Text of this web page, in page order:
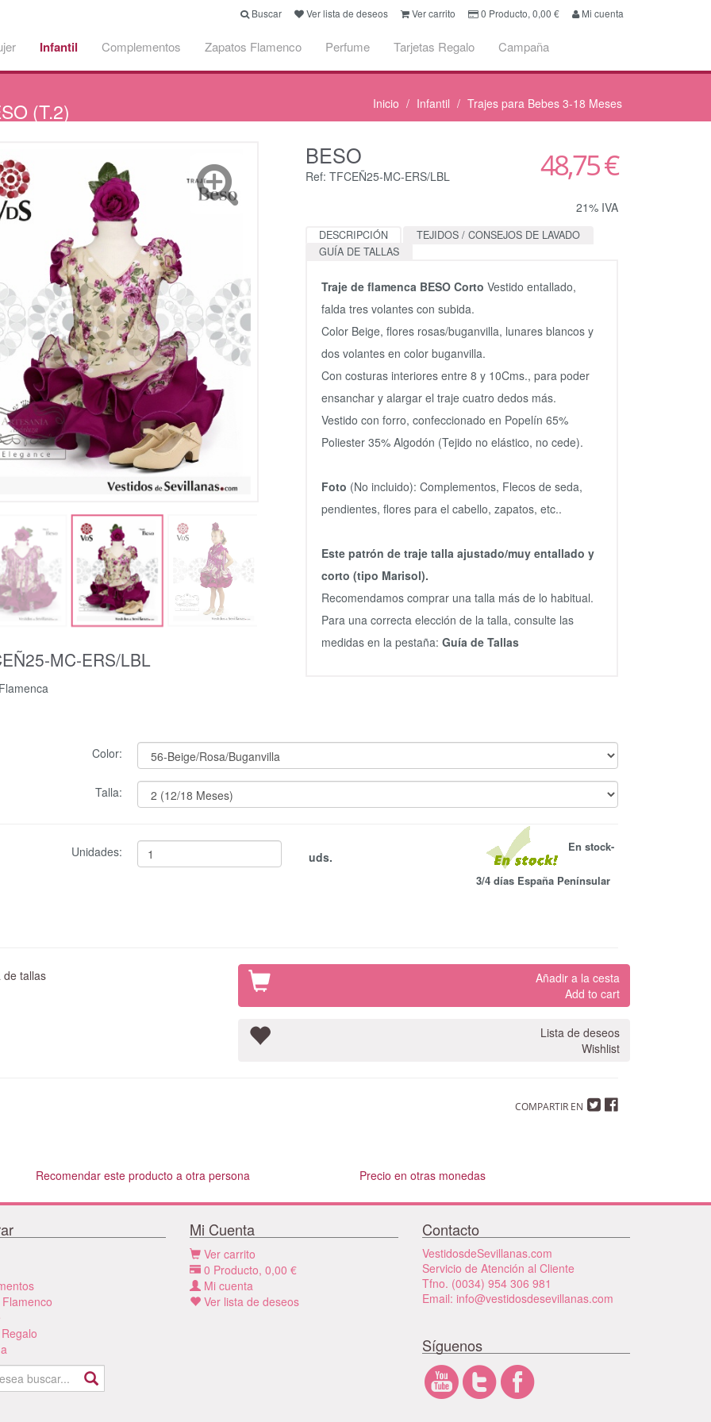
Buscar Ver lista de deseos Ver carrito 0 Producto, 0,00 € Mi cuenta
Infantil Complementos Zapatos Flamenco Perfume Tarjetas Regalo Campaña
(T.2) Inicio Infantil Trajes para Bebes 3-18 Meses
MC-ERS/LBL
BESO
Ref: TFCEÑ25-MC-ERS/LBL 48,75 €
21% IVA
DESCRIPCIÓN
TEJIDOS / CONSEJOS DE LAVADO
GUÍA DE TALLAS
Traje de flamenca BESO CortoVestido entallado,
falda tres volantes con subida.
Color Beige, flores rosas/buganvilla, lunares blancos y
dos volantes en color buganvilla.
Con costuras interiores entre 8 y 10Cms., para poder
ensanchar y alargar el traje cuatro dedos más.
Vestido con forro, confeccionado en Popelín 65%
Poliester 35% Algodón (Tejido no elástico, no cede).
Foto (No incluido): Complementos, Flecos de seda,
pendientes, flores para el cabello, zapatos, etc..
Este patrón de traje talla ajustado/muy entallado y
corto (tipo Marisol).
Recomendamos comprar una talla más de lo habitual.
Para una correcta elección de la talla, consulte las
medidas en la pestaña:Guía de Tallas
Color:
Talla:
Unidades: uds.
En stock-
3/4 días España Penínsular
tallas
Añadir a la cesta
Add to cart
Lista de deseos
Wishlist
COMPARTIR EN
Recomendar este producto a otra persona Precio en otras monedas
Mi Cuenta
Ver carrito
0 Producto, 0,00 €
Mi cuenta
Ver lista de deseos
Contacto
VestidosdeSevillanas.com
Servicio de Atención al Cliente
Tfno. (0034) 954 306 981
Email: info@vestidosdesevillanas.com
Síguenos